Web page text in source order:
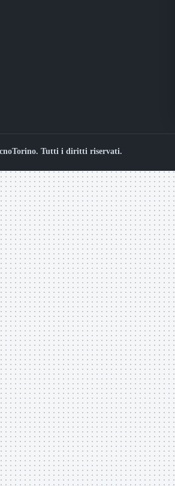
Tutti i diritti riservati.